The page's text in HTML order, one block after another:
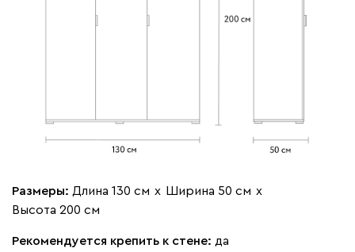
Размеры: Длина 130 см х Ширина 50 см х
Высота 200 см
Рекомендуется крепить к стене: да